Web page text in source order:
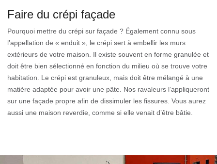
Faire du crépi façade
Pourquoi mettre du crépi sur façade ? Également connu sous
l’appellation de « enduit », le crépi sert à embellir les murs
extérieurs de votre maison. Il existe souvent en forme granulée et
doit être bien sélectionné en fonction du milieu où se trouve votre
habitation. Le crépi est granuleux, mais doit être mélangé à une
matière adaptée pour avoir une pâte. Nos ravaleurs l’appliqueront
sur une façade propre afin de dissimuler les fissures. Vous aurez
aussi une maison reverdie, comme si elle venait d’être bâtie.